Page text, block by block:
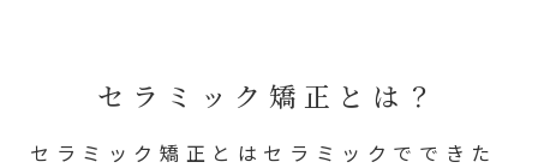
セラミック矯正とは？
セラミック矯正とはセラミックでできた